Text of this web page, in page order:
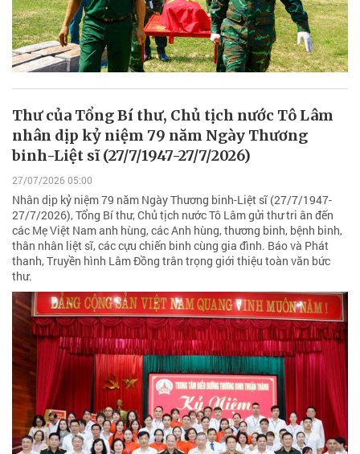
Thư của Tổng Bí thư, Chủ tịch nước Tô Lâm
nhân dịp kỷ niệm 79 năm Ngày Thương
binh-Liệt sĩ (27/7/1947-27/7/2026)
27/07/2026 05:00
Nhân dịp kỷ niệm 79 năm Ngày Thương binh-Liệt sĩ (27/7/1947-
27/7/2026), Tổng Bí thư, Chủ tịch nước Tô Lâm gửi thư tri ân đến
các Mẹ Việt Nam anh hùng, các Anh hùng, thương binh, bệnh binh,
thân nhân liệt sĩ, các cựu chiến binh cùng gia đình. Báo và Phát
thanh, Truyền hình Lâm Đồng trân trọng giới thiệu toàn văn bức
thư.